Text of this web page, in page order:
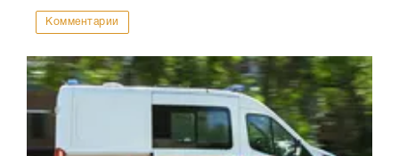
Комментарии